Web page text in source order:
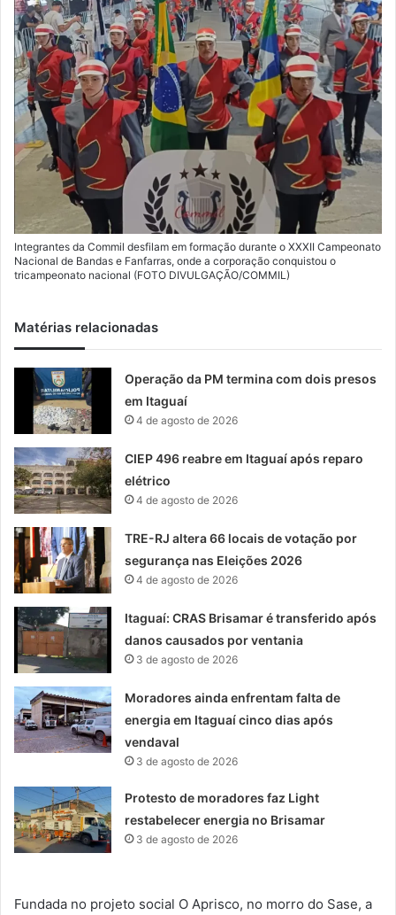
Integrantes da Commil desfilam em formação durante o XXXII Campeonato
Nacional de Bandas e Fanfarras, onde a corporação conquistou o
tricampeonato nacional (FOTO DIVULGAÇÃO/COMMIL)
Matérias relacionadas
Operação da PM termina com dois presos
em Itaguaí
4 de agosto de 2026
CIEP 496 reabre em Itaguaí após reparo
elétrico
4 de agosto de 2026
TRE-RJ altera 66 locais de votação por
segurança nas Eleições 2026
4 de agosto de 2026
Itaguaí: CRAS Brisamar é transferido após
danos causados por ventania
3 de agosto de 2026
Moradores ainda enfrentam falta de
energia em Itaguaí cinco dias após
vendaval
3 de agosto de 2026
Protesto de moradores faz Light
restabelecer energia no Brisamar
3 de agosto de 2026
Fundada no projeto social O Aprisco, no morro do Sase, a